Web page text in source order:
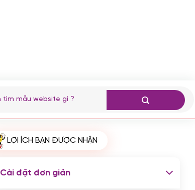
Cài đặt plugin theo yêu cầu
(+100.000 VND)
qua ngân hàng vietcombank,
LỢI ÍCH BẠN ĐƯỢC NHẬN
Cài đặt đơn giản